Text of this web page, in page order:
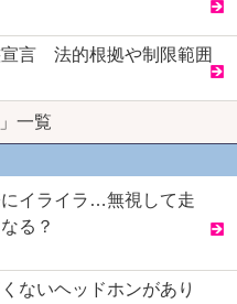
言 法的根拠や制限範囲
一覧
イライラ…無視して走
る？
ないヘッドホンがあり